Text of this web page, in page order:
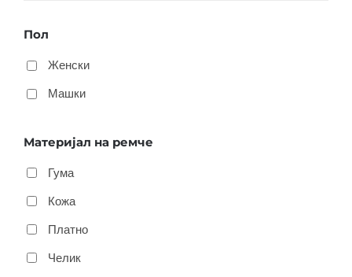
Пол
Женски
Машки
Материјал на ремче
Гума
Кожа
Платно
Челик